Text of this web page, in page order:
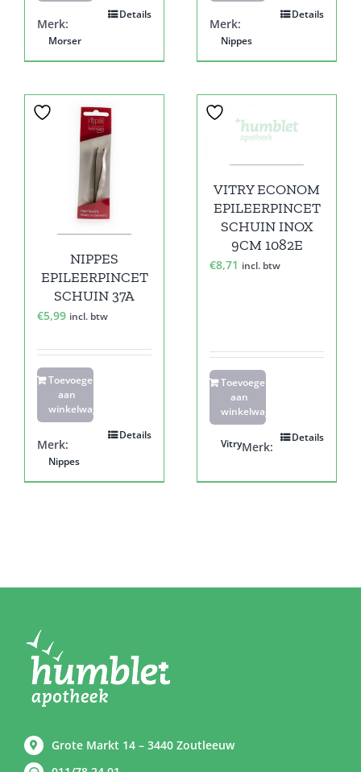
Details
Merk:
Morser
Details
Merk:
Nippes
NIPPES
EPILEERPINCET
SCHUIN 37A
€5,99 incl. btw
Toevoegen
aan
winkelwagen
Details
Merk:
Nippes
VITRY ECONOM
EPILEERPINCET
SCHUIN INOX
9CM 1082E
€8,71 incl. btw
Toevoegen
aan
winkelwagen
Details
Merk:
Vitry
Grote Markt 14 – 3440 Zoutleeuw